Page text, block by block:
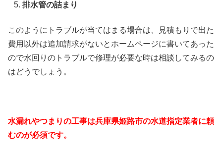
排水管の詰まり
このようにトラブルが当てはまる場合は、見積もりで出た
費用以外は追加請求がないとホームページに書いてあった
ので水回りのトラブルで修理が必要な時は相談してみるの
はどうでしょう。
水漏れやつまりの工事は兵庫県姫路市の水道指定業者に頼
むのが必須です。